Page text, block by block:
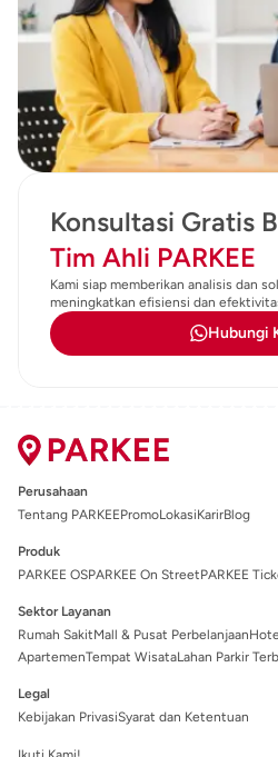
Tim Ahli PARKEE
Kami siap memberikan analisis dan
meningkatkan efisiensi dan
Hubungi
Perusahaan
Tentang PARKEEPromoLokasiKarirBlog
Produk
PARKEE OSPARKEE On StreetPARKEE
Sektor Layanan
Rumah SakitMall & Pusat Perbelanjaan
ApartemenTempat WisataLahan Parkir
Legal
Kebijakan PrivasiSyarat dan Ketentuan